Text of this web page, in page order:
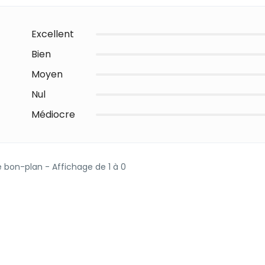
Excellent
Bien
Moyen
Nul
Médiocre
bon-plan - Affichage de 1 à 0